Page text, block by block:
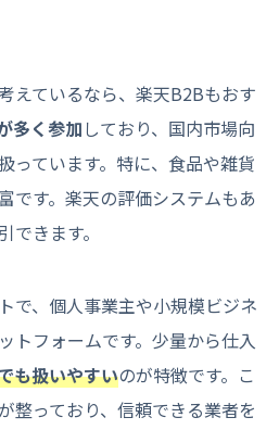
えているなら、楽天B2Bもおす
多く参加 しており、国内市場向
っています。特に、食品や雑貨
です。楽天の評価システムもあ
できます。
で、個人事業主や小規模ビジネ
トフォームです。少量から仕入
も扱いやすいのが特徴です。こ
整っており、信頼できる業者を